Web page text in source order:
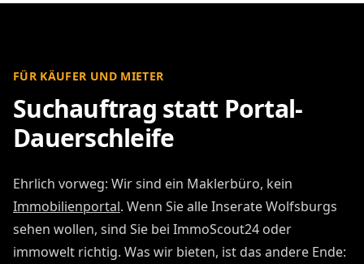
FÜR KÄUFER UND MIETER
Suchauftrag statt Portal-
Dauerschleife
Ehrlich vorweg: Wir sind ein Maklerbüro, kein
Immobilienportal. Wenn Sie alle Inserate Wolfsburgs
sehen wollen, sind Sie bei ImmoScout24 oder
immowelt richtig. Was wir bieten, ist das andere Ende: